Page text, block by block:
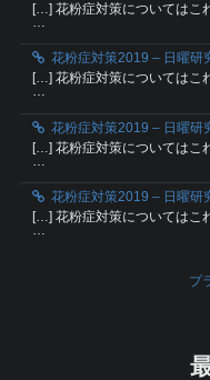
[…] 花粉症対策についてはこ
…
花粉症対策2019 – 日曜研
[…] 花粉症対策についてはこ
…
花粉症対策2019 – 日曜研
[…] 花粉症対策についてはこ
花粉症対策2019 – 日曜研
[…] 花粉症対策についてはこ
プ